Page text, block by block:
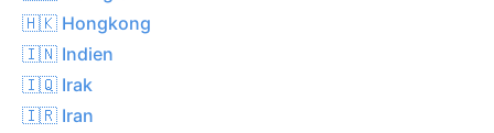
🇭🇰 Hongkong
🇮🇳 Indien
🇮🇶 Irak
🇮🇷 Iran